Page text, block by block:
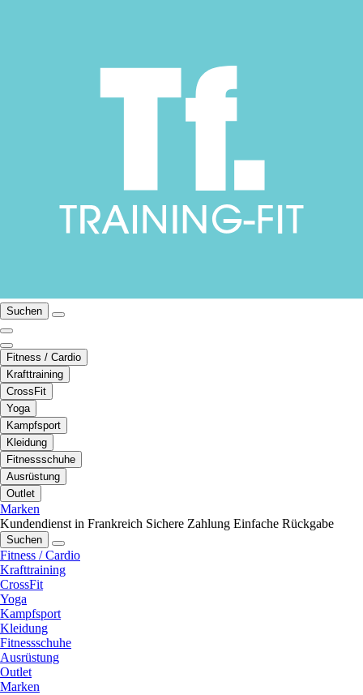
Suchen
Fitness / Cardio
Krafttraining
CrossFit
Yoga
Kampfsport
Kleidung
Fitnessschuhe
Ausrüstung
Outlet
Marken
Kundendienst in Frankreich Sichere Zahlung Einfache Rückgabe
Suchen
Fitness / Cardio
Krafttraining
CrossFit
Yoga
Kampfsport
Kleidung
Fitnessschuhe
Ausrüstung
Outlet
Marken